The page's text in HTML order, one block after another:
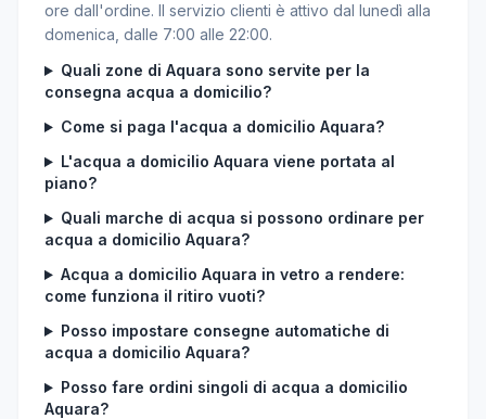
ore dall'ordine. Il servizio clienti è attivo dal lunedì alla
domenica, dalle 7:00 alle 22:00.
Quali zone di Aquara sono servite per la
consegna acqua a domicilio?
Come si paga l'acqua a domicilio Aquara?
L'acqua a domicilio Aquara viene portata al
piano?
Quali marche di acqua si possono ordinare per
acqua a domicilio Aquara?
Acqua a domicilio Aquara in vetro a rendere:
come funziona il ritiro vuoti?
Posso impostare consegne automatiche di
acqua a domicilio Aquara?
Posso fare ordini singoli di acqua a domicilio
Aquara?